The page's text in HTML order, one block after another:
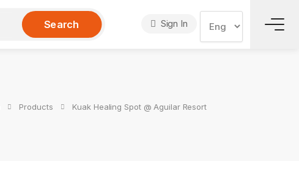
Search Sign In
Products Kuak Healing Spot @ Aguilar Resort